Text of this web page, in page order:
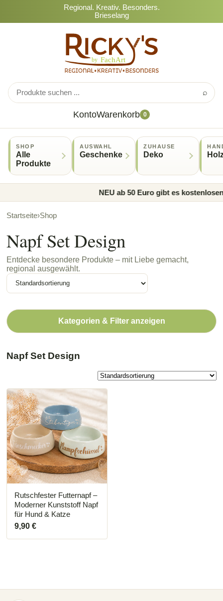
Regional. Kreativ. Besonders.
Brieselang
⌕
KontoWarenkorb 0
SHOP
Alle
Produkte
AUSWAHL
Geschenke
ZUHAUSE
Deko
NEU ab 50 Euro gibt es
Startseite›Shop
Napf Set Design
Entdecke besondere Produkte – mit Liebe gemacht,
regional ausgewählt.
Kategorien & Filter anzeigen
Napf Set Design
Rutschfester Futternapf –
Moderner Kunststoff Napf
für Hund & Katze
9,90 €
Dieses
Produkt
weist
mehrere
Varianten
auf.
Die
Optionen
können
auf
der
Produktseite
gewählt
werden